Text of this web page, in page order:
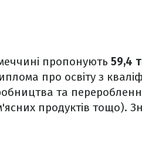
пропонують 59,4
про освіту з
та
продуктів тощо).